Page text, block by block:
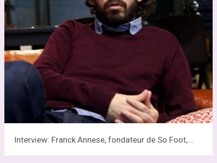
Interview: Franck Annese, fondateur de So Foot,...